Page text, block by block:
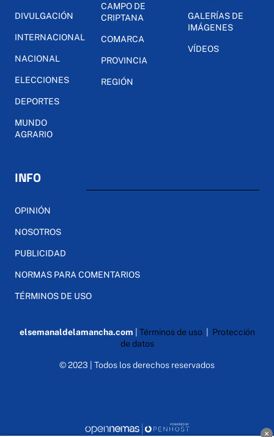
DIVULGACIÓN
INTERNACIONAL
NACIONAL
ELECCIONES
DEPORTES
MUNDO
AGRARIO
CAMPO DE
CRIPTANA
COMARCA
PROVINCIA
REGIÓN
GALERÍAS DE
IMÁGENES
VÍDEOS
INFO
OPINIÓN
NOSOTROS
PUBLICIDAD
NORMAS PARA COMENTARIOS
TÉRMINOS DE USO
elsemanaldelamancha.com | Términos de uso| Protección
de datos
© 2023 | Todos los derechos reservados
×